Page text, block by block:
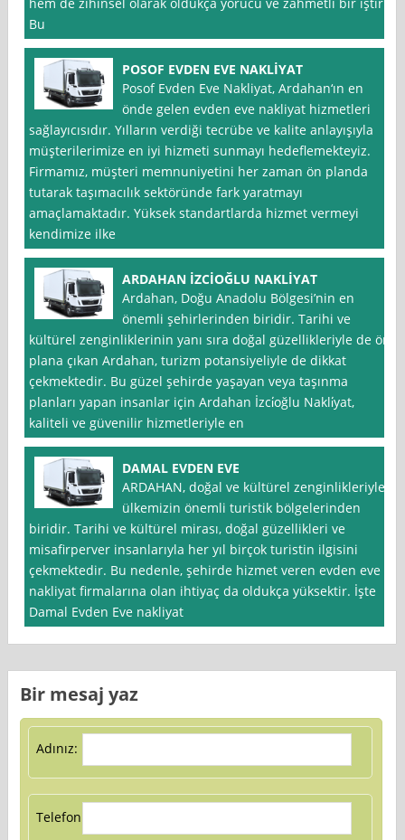
hem de zihinsel olarak oldukça yorucu ve zahmetli bir iştir.
Bu
POSOF EVDEN EVE NAKLİYAT
Posof Evden Eve Nakliyat, Ardahan‘ın en
önde gelen evden eve nakliyat hizmetleri
sağlayıcısıdır. Yılların verdiği tecrübe ve kalite anlayışıyla
müşterilerimize en iyi hizmeti sunmayı hedeflemekteyiz.
Firmamız, müşteri memnuniyetini her zaman ön planda
tutarak taşımacılık sektöründe fark yaratmayı
amaçlamaktadır. Yüksek standartlarda hizmet vermeyi
kendimize ilke
ARDAHAN İZCİOĞLU NAKLİYAT
Ardahan, Doğu Anadolu Bölgesi’nin en
önemli şehirlerinden biridir. Tarihi ve
kültürel zenginliklerinin yanı sıra doğal güzellikleriyle de ön
plana çıkan Ardahan, turizm potansiyeliyle de dikkat
çekmektedir. Bu güzel şehirde yaşayan veya taşınma
planları yapan insanlar için Ardahan İzci̇oğlu Nakli̇yat,
kaliteli ve güvenilir hizmetleriyle en
DAMAL EVDEN EVE
ARDAHAN, doğal ve kültürel zenginlikleriyle
ülkemizin önemli turistik bölgelerinden
biridir. Tarihi ve kültürel mirası, doğal güzellikleri ve
misafirperver insanlarıyla her yıl birçok turistin ilgisini
çekmektedir. Bu nedenle, şehirde hizmet veren evden eve
nakliyat firmalarına olan ihtiyaç da oldukça yüksektir. İşte
Damal Evden Eve nakliyat
Bir mesaj yaz
Adınız:
Telefon: